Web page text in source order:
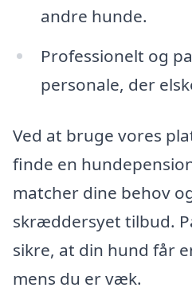
andre hunde.
Professionelt og
personale, der
Ved at bruge vores
finde en
matcher dine behov
skræddersyet tilbud.
sikre, at din hund får
mens du er væk.